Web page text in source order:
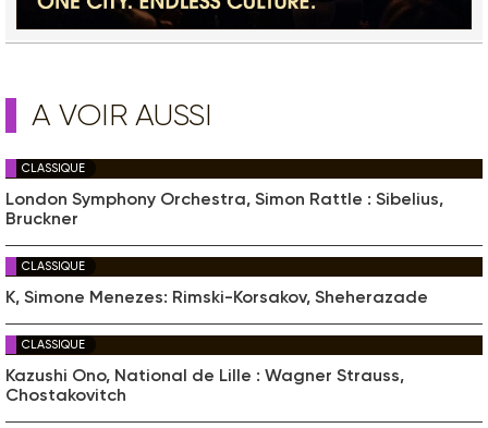
A VOIR AUSSI
CLASSIQUE
London Symphony Orchestra, Simon Rattle : Sibelius,
Bruckner
CLASSIQUE
K, Simone Menezes: Rimski-Korsakov, Sheherazade
CLASSIQUE
Kazushi Ono, National de Lille : Wagner Strauss,
Chostakovitch